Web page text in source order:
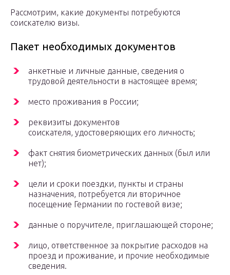
Рассмотрим, какие документы потребуются
соискателю визы.
Пакет необходимых документов
анкетные и личные данные, сведения о
трудовой деятельности в настоящее время;
место проживания в России;
реквизиты документов
соискателя, удостоверяющих его личность;
факт снятия биометрических данных (был или
нет);
цели и сроки поездки, пункты и страны
назначения, потребуется ли вторичное
посещение Германии по гостевой визе;
данные о поручителе, приглашающей стороне;
лицо, ответственное за покрытие расходов на
проезд и проживание, и прочие необходимые
сведения.